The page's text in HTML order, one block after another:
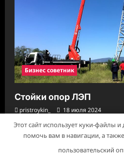
Бизнес советник
Стойки опор ЛЭП
pristroykin_ 18 июля 2024
ReviewNewsот
Этот сайт использует куки-файлы
помочь вам в навигации, а
пользовательский